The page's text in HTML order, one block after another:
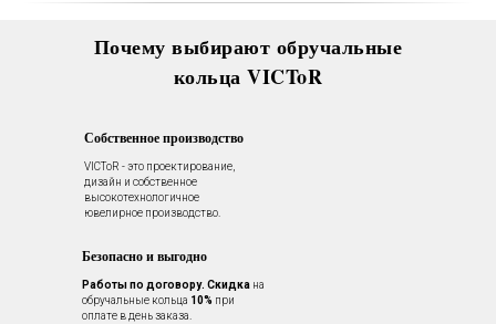
VICToR - это проектирование,
дизайн и собственное
высокотехнологичное
ювелирное производство.
Работы по договору. Скидка на
обручальные кольца 10% при
оплате в день заказа.
Собственное производство
Безопасно и выгодно
Почему выбирают обручальные
кольца VICToR